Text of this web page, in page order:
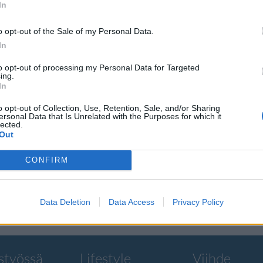
opt-out of the Sale of my Personal Data.
opt-out of processing my Personal Data for Targeted
opt-out of Collection, Use, Retention, Sale, and/or Sharing
Data that Is Unrelated with the Purposes for which it
CONFIRM
Data Deletion Data Access Privacy Policy
siitä,
Lifestyle Viihde